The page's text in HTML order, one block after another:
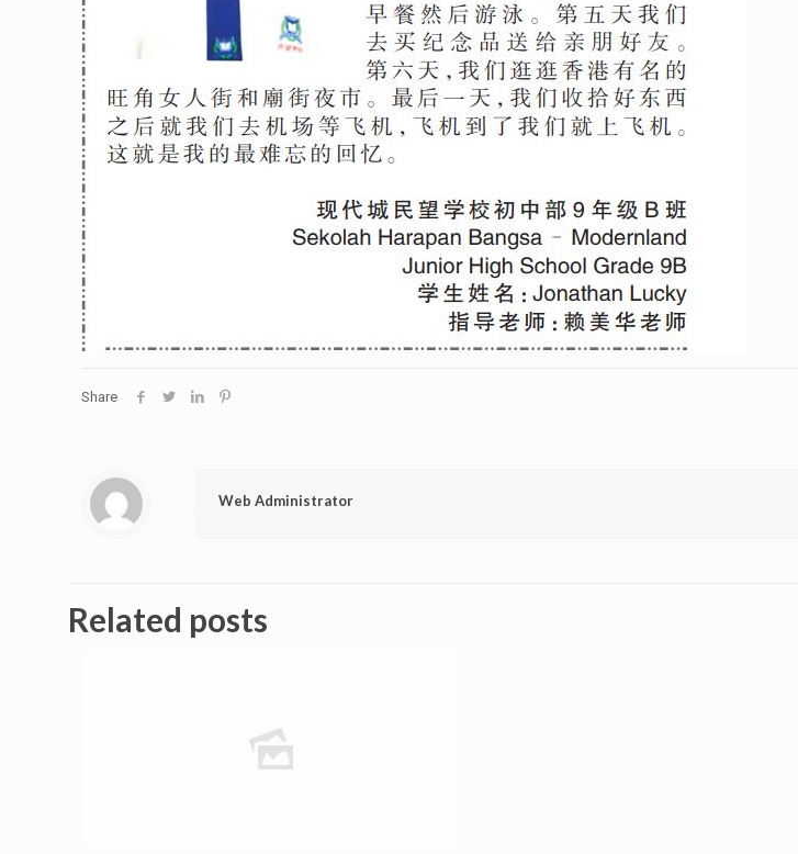
Share
Web Administrator
Related posts